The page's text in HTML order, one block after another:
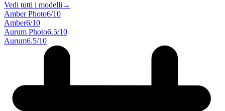
Vedi tutti i modelli →
Amber Photo6/10
Amber6/10
Aurum Photo6.5/10
Aurum6.5/10